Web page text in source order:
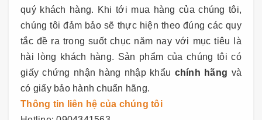
quý khách hàng. Khi tới mua hàng của chúng tôi,
chúng tôi đảm bảo sẽ thực hiện theo đúng các quy
tắc đề ra trong suốt chục năm nay với mục tiêu là
hài lòng khách hàng. Sản phẩm của chúng tôi có
giấy chứng nhận hàng nhập khẩu chính hãng và
có giấy bảo hành chuẩn hãng.
Thông tin liên hệ của chúng tôi